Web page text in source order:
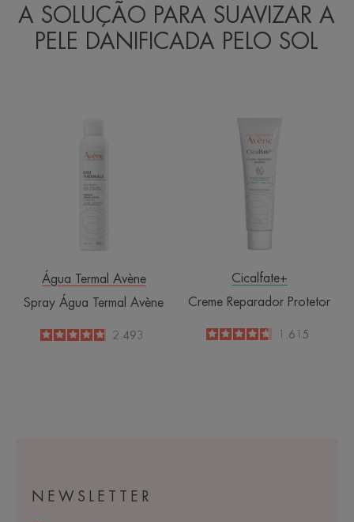
A SOLUÇÃO PARA SUAVIZAR A
PELE DANIFICADA PELO SOL
Termal
Água Termal Avène
Spray Água Termal Avène
4.8
/
5
2.493
Reparador
Protetor
Cicalfate+
Creme Reparador Protetor
4.6
/51.615
NEWSLETTER